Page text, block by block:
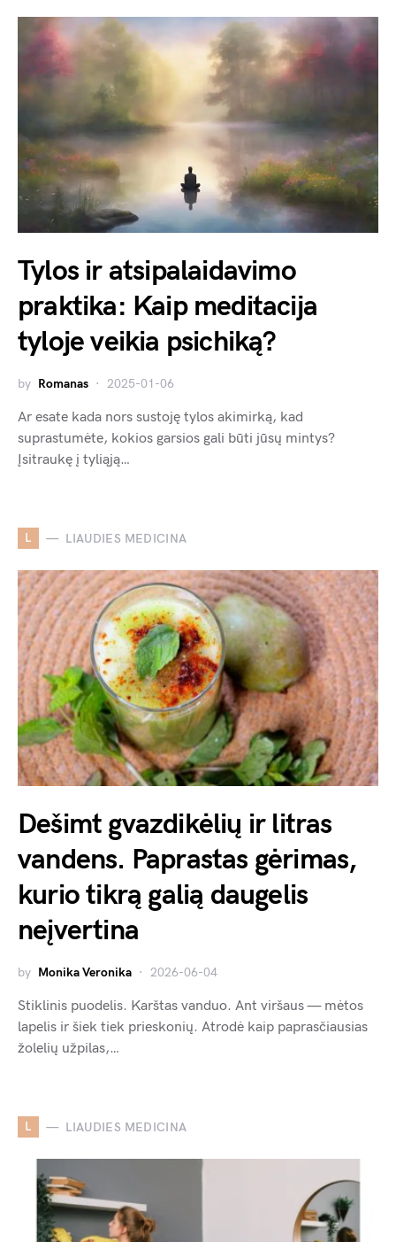
Tylos ir atsipalaidavimo
praktika: Kaip meditacija
tyloje veikia psichiką?
by Romanas 2025-01-06
Ar esate kada nors sustoję tylos akimirką, kad
suprastumėte, kokios garsios gali būti jūsų mintys?
Įsitraukę į tyliąją…
L LIAUDIES MEDICINA
Dešimt gvazdikėlių ir litras
vandens. Paprastas gėrimas,
kurio tikrą galią daugelis
neįvertina
by Monika Veronika 2026-06-04
Stiklinis puodelis. Karštas vanduo. Ant viršaus — mėtos
lapelis ir šiek tiek prieskonių. Atrodė kaip paprasčiausias
žolelių užpilas,…
L LIAUDIES MEDICINA